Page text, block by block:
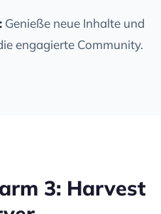
Genieße neue Inhalte und
engagierte Community.
3: Harvest